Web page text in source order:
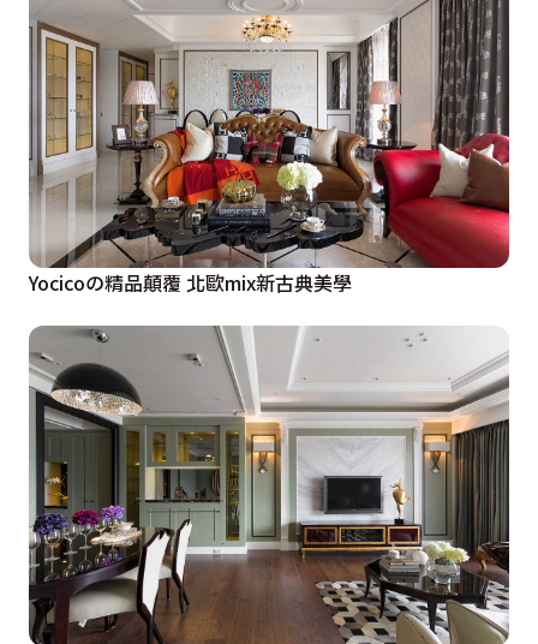
Yocicoの精品顛覆 北歐mix新古典美學